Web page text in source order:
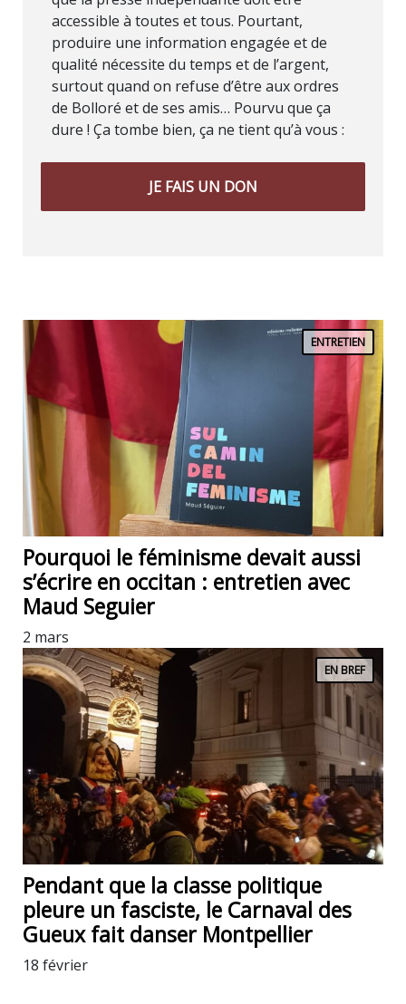
accessible à toutes et tous. Pourtant,
produire une information engagée et de
qualité nécessite du temps et de l’argent,
surtout quand on refuse d’être aux ordres
de Bolloré et de ses amis… Pourvu que ça
dure ! Ça tombe bien, ça ne tient qu’à vous :
JE FAIS UN DON
ENTRETIEN
Pourquoi le féminisme devait aussi
s’écrire en occitan : entretien avec
Maud Seguier
2 mars
EN BREF
Pendant que la classe politique
pleure un fasciste, le Carnaval des
Gueux fait danser Montpellier
18 février